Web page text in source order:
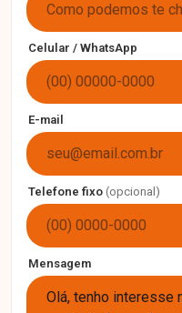
Celular / WhatsApp
E-mail
Telefone fixo (opcional)
Mensagem